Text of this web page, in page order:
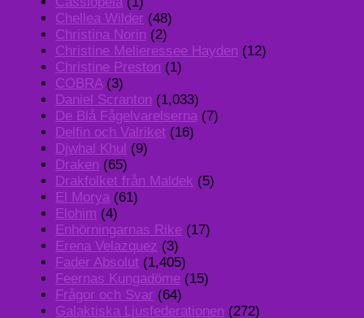
Chellea Wilder (48)
Christina Norin (2)
Christine Melieressee Hayden (12)
Christine Preston (1)
COBRA(3)
Daniel Scranton (1,033)
De Blå Fågelvarelserna (7)
Delfin och Valriket (16)
Djwhal Khul (9)
Draken (65)
Drakfolket från Maldek (5)
El Morya (61)
Elohim (4)
Enhörningarnas Rike (17)
Erena Velazquez (3)
Fader Absolut (1,405)
Feernas Kungadöme (15)
Frågor och Svar (64)
Galaktiska Ljusfederationen (272)